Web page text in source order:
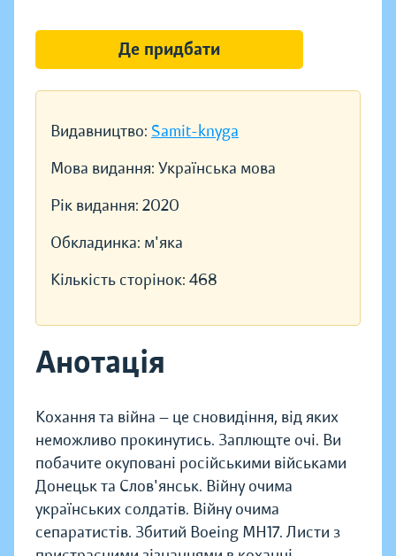
Видавництво: Samit-knyga
Мова видання: Українська мова
Рік видання: 2020
Обкладинка: м'яка
Кількість сторінок: 468
Анотація
Кохання та війна — це сновидіння, від яких
неможливо прокинутись. Заплющте очі. Ви
побачите окуповані російськими військами
Донецьк та Слов'янськ. Війну очима
українських солдатів. Війну очима
сепаратистів. Збитий Boeing MH17. Листи з
Де придбати